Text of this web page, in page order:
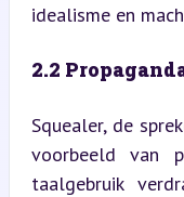
idealisme en
2.2
Squealer, de
voorbeeld van
taalgebruik